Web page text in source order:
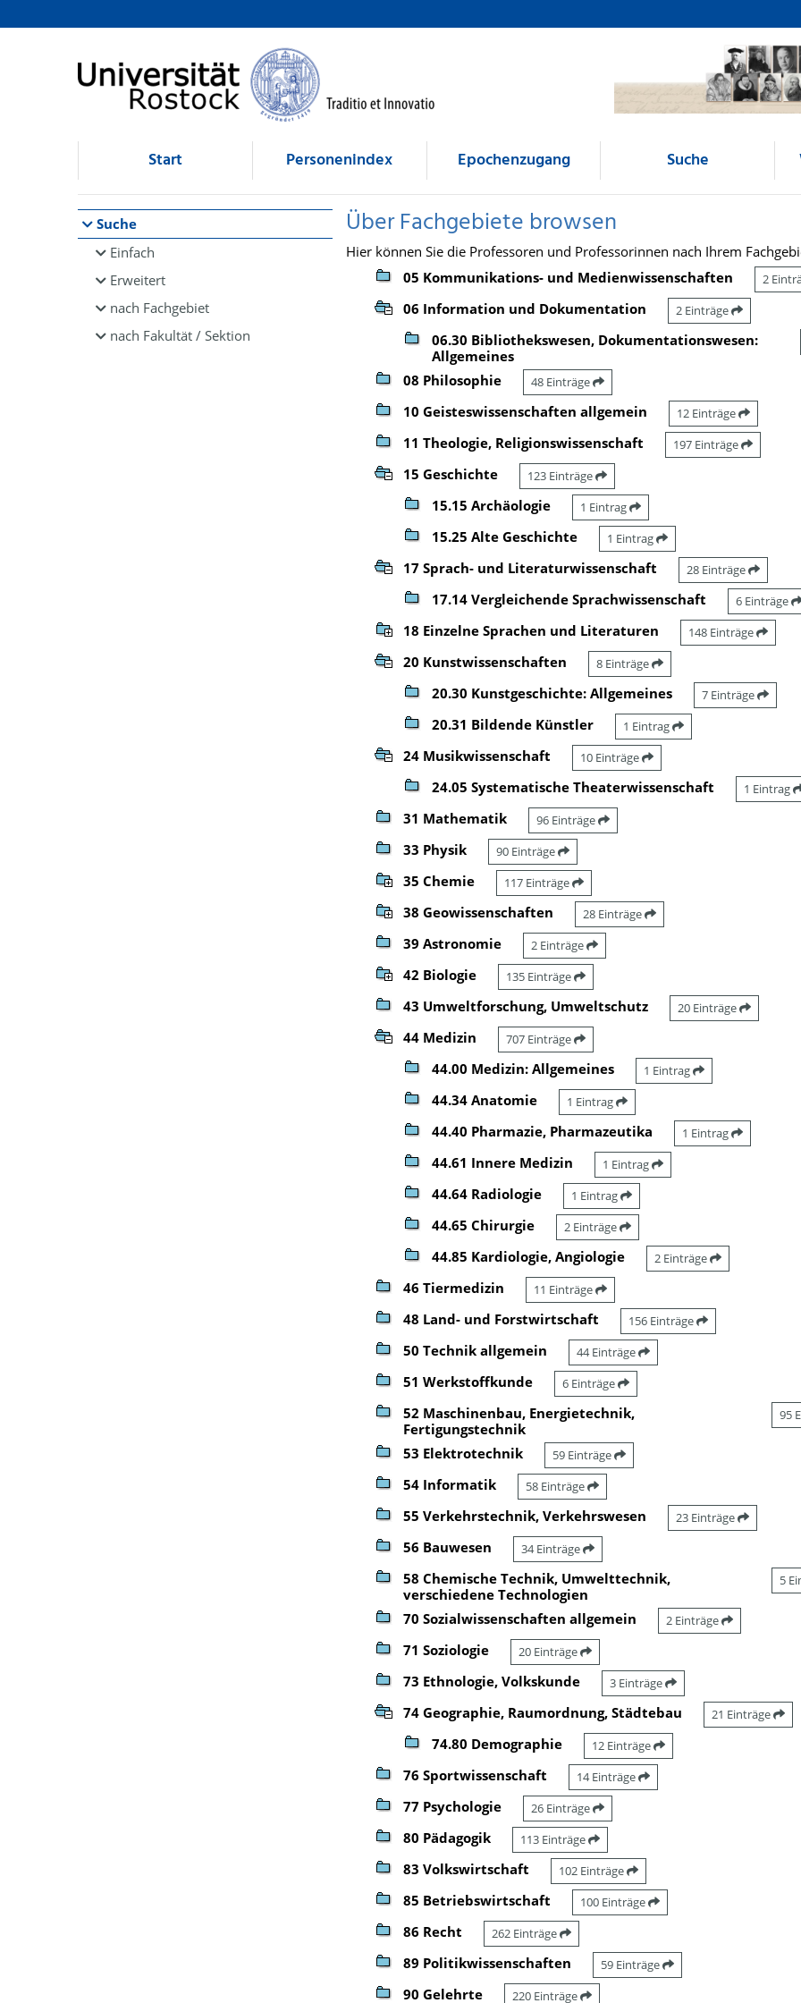
Browsen
direkt zum Inhalt
Start Personenindex Epochenzugang Suche
Suche
Einfach
Erweitert
nach Fachgebiet
nach Fakultät / Sektion
Über Fachgebiete browsen
Hier können Sie die Professoren und Professorinnen nach Ihrem
05 Kommunikations- und Medienwissenschaften
2
06 Information und Dokumentation 2 Einträge
06.30 Bibliothekswesen, Dokumentationswesen:
Allgemeines
08 Philosophie 48 Einträge
10 Geisteswissenschaften allgemein 12 Einträge
11 Theologie, Religionswissenschaft 197 Einträge
15 Geschichte 123 Einträge
15.15 Archäologie 1 Eintrag
15.25 Alte Geschichte 1 Eintrag
17 Sprach- und Literaturwissenschaft 28 Einträge
17.14 Vergleichende Sprachwissenschaft 6 Einträge
18 Einzelne Sprachen und Literaturen 148 Einträge
20 Kunstwissenschaften 8 Einträge
20.30 Kunstgeschichte: Allgemeines 7 Einträge
20.31 Bildende Künstler 1 Eintrag
24 Musikwissenschaft 10 Einträge
24.05 Systematische Theaterwissenschaft 1 Eintrag
31 Mathematik 96 Einträge
33 Physik 90 Einträge
35 Chemie 117 Einträge
38 Geowissenschaften 28 Einträge
39 Astronomie 2 Einträge
42 Biologie 135 Einträge
43 Umweltforschung, Umweltschutz 20 Einträge
44 Medizin 707 Einträge
44.00 Medizin: Allgemeines 1 Eintrag
44.34 Anatomie 1 Eintrag
44.40 Pharmazie, Pharmazeutika 1 Eintrag
44.61 Innere Medizin 1 Eintrag
44.64 Radiologie 1 Eintrag
44.65 Chirurgie 2 Einträge
44.85 Kardiologie, Angiologie 2 Einträge
46 Tiermedizin 11 Einträge
48 Land- und Forstwirtschaft 156 Einträge
50 Technik allgemein 44 Einträge
51 Werkstoffkunde 6 Einträge
52 Maschinenbau, Energietechnik,
Fertigungstechnik
95
53 Elektrotechnik 59 Einträge
54 Informatik 58 Einträge
55 Verkehrstechnik, Verkehrswesen 23 Einträge
56 Bauwesen 34 Einträge
58 Chemische Technik, Umwelttechnik,
verschiedene Technologien
5
70 Sozialwissenschaften allgemein 2 Einträge
71 Soziologie 20 Einträge
73 Ethnologie, Volkskunde 3 Einträge
74 Geographie, Raumordnung, Städtebau 21 Einträge
74.80 Demographie 12 Einträge
76 Sportwissenschaft 14 Einträge
77 Psychologie 26 Einträge
80 Pädagogik 113 Einträge
83 Volkswirtschaft 102 Einträge
85 Betriebswirtschaft 100 Einträge
86 Recht 262 Einträge
89 Politikwissenschaften 59 Einträge
90 Gelehrte 220 Einträge